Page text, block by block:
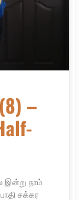
–
இன்று நாம்
சக்கர